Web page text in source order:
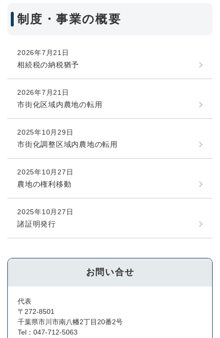
制度・事業の概要
2026年7月21日
相続税の納税猶予
2026年7月21日
市街化区域内農地の転用
2025年10月29日
市街化調整区域内農地の転用
2025年10月27日
農地の権利移動
2025年10月27日
諸証明発行
お問い合せ
代表
〒272-8501
千葉県市川市南八幡2丁目20番2号
Tel：047-712-5063